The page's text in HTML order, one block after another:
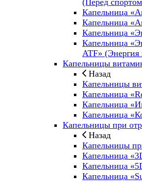
(Перед
Капельница
Капельница
Капельница
Капельница
ATF»
Капельницы
Назад
Капельницы
Капельница
Капельница
Капельница
Капельницы при
Назад
Капельницы
Капельница
Капельница
Капельница